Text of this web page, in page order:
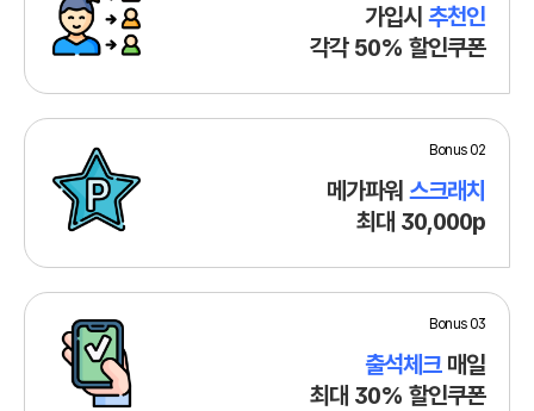
가입시 추천인
각각 50% 할인쿠폰
Bonus 02
메가파워 스크래치
최대 30,000p
Bonus 03
출석체크매일
최대 30% 할인쿠폰